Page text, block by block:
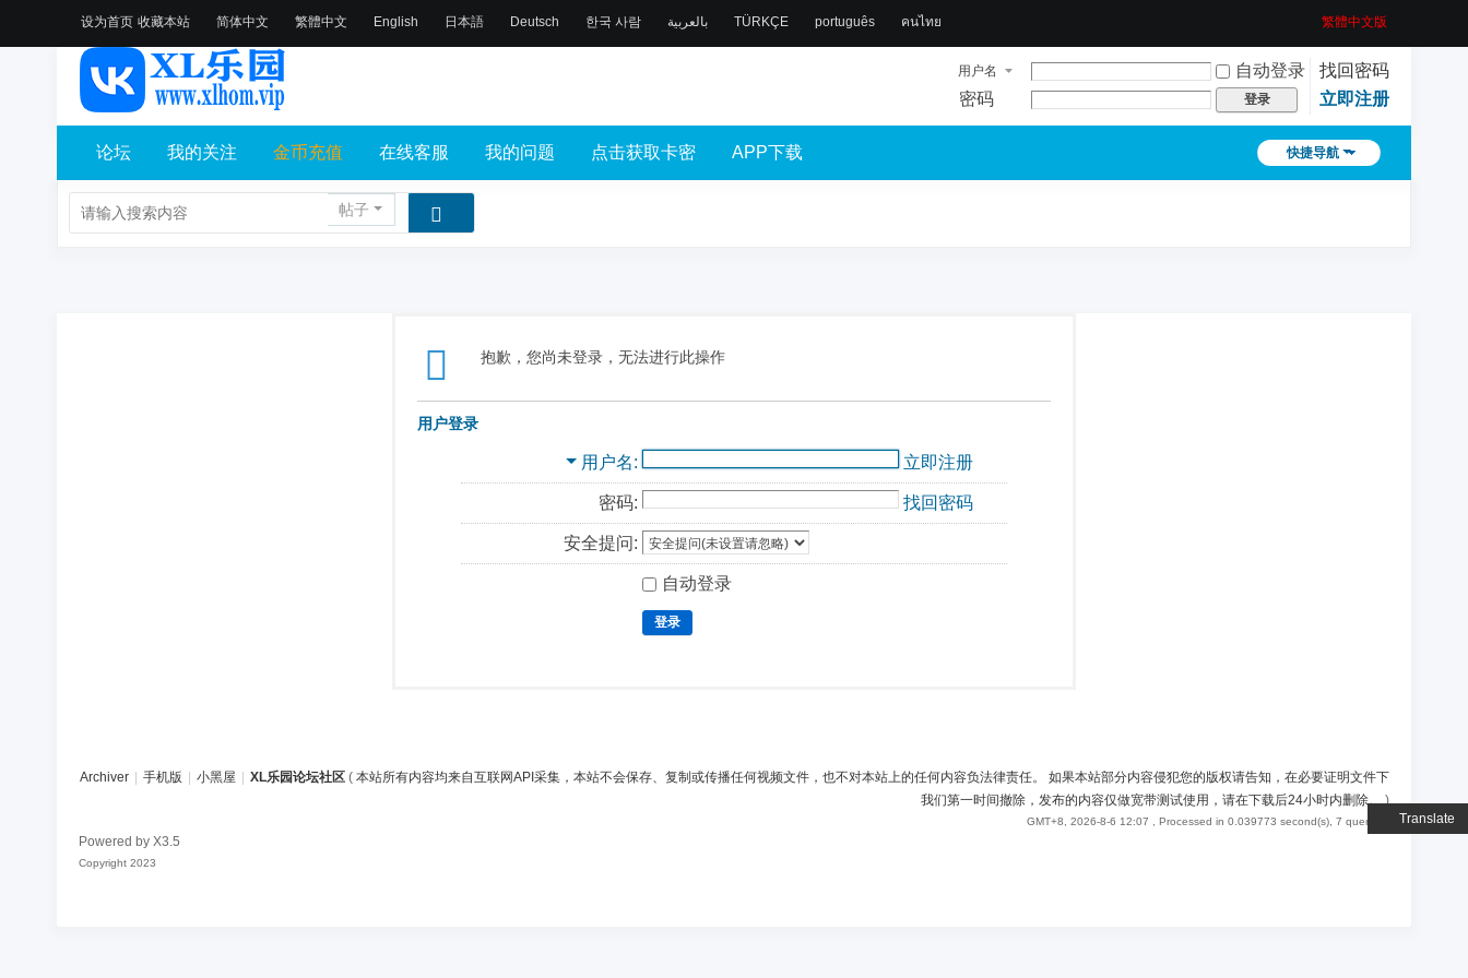
设为首页 收藏本站
Translate
简体中文 繁體中文 English 日本語 Deutsch 한국 사람 بالعربية TÜRKÇE português คนไทย 繁體中文版
用户名 自动登录
找回密码
密码
登录 立即注册
快捷导航
论坛 我的关注 金币充值 在线客服 我的问题 点击获取卡密 APP下载
帖子
抱歉，您尚未登录，无法进行此操作
用户登录
用户名 立即注册
密码: 找回密码
安全提问:
自动登录
登录
Archiver 手机版 小黑屋 XL乐园论坛社区 ( 本站所有内容均来自互联网API采集，本站不会保存、复制或传播任何视频文件，也不对本站上的任何内容负法律责任。 如果本站部分内容侵犯您的版权请告知，在必要证明文件下
我们第一时间撤除，发布的内容仅做宽带测试使用，请在下载后24小时内删除。)
GMT+8, 2026-8-6 12:07 , Processed in 0.039773 second(s), 7 queries .
Powered by X3.5
Copyright 2023